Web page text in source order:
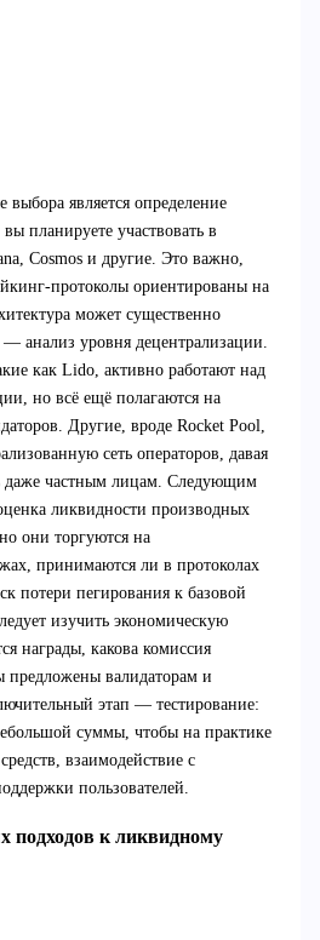
является определение
планируете участвовать в
Cosmos и другие. Это важно,
протоколы ориентированы на
может существенно
— анализ уровня децентрализации.
как Lido, активно работают над
но всё ещё полагаются на
Другие, вроде Rocket Pool,
сеть операторов, давая
даже частным лицам. Следующим
ликвидности производных
они торгуются на
принимаются ли в протоколах
потери пегирования к базовой
изучить экономическую
награды, какова комиссия
предложены валидаторам и
этап — тестирование:
суммы, чтобы на практике
взаимодействие с
пользователей.
подходов к ликвидному